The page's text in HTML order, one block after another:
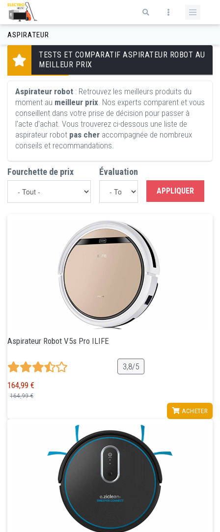
Aller au contenu principal
Formulaire de recherche
ASPIRATEUR
TESTS ET COMPARATIF ASPIRATEUR ROBOT AU
MEILLEUR PRIX
Aspirateur robot : Retrouvez les meilleurs produits du
moment au meilleur prix. Nos experts comparent et vous
conseillent dans votre prise de décision pour passer à
l'acte d'achat. Vous trouverez ci-dessous une liste de
aspirateur robot pas cher accompagnée de nombreux
conseils et recommandations.
Fourchette de prix Évaluation
Aspirateur Robot V5s Pro ILIFE
3,8/5
164,99 €
164,99 €
ACHETER